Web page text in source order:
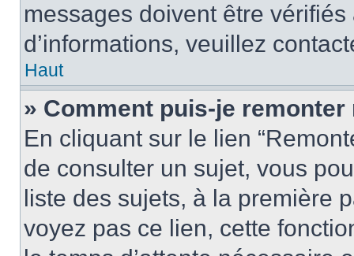
messages doivent être
d’informations, veuillez
Haut
» Comment puis-je
En cliquant sur le lien
de consulter un sujet, vous
liste des sujets, à la première
voyez pas ce lien, cette